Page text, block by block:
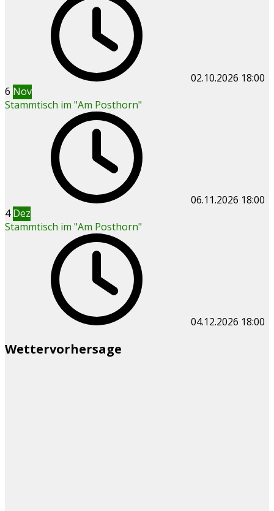
02.10.2026 18:00
6 Nov
Stammtisch im "Am Posthorn"
06.11.2026 18:00
4 Dez
Stammtisch im "Am Posthorn"
04.12.2026 18:00
Wettervorhersage